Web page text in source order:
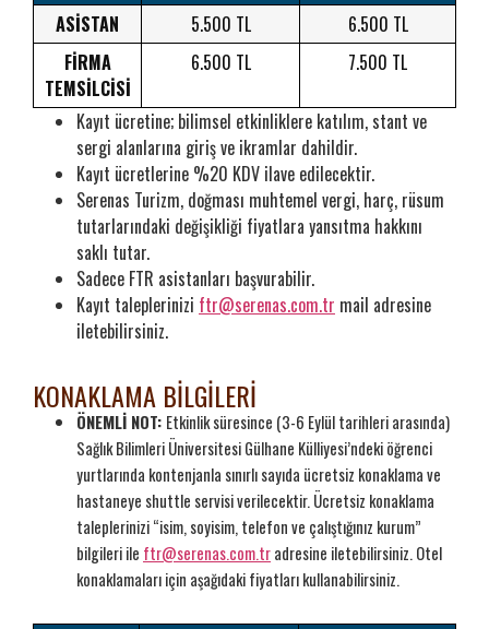
ASİSTAN
5.500 TL
6.500 TL
FİRMA
TEMSİLCİSİ
6.500 TL 7.500 TL
Kayıt ücretine; bilimsel etkinliklere katılım, stant ve
sergi alanlarına giriş ve ikramlar dahildir.
Kayıt ücretlerine %20 KDV ilave edilecektir.
Serenas Turizm, doğması muhtemel vergi, harç, rüsum
tutarlarındaki değişikliği fiyatlara yansıtma hakkını
saklı tutar.
Sadece FTR asistanları başvurabilir.
Kayıt taleplerinizi ftr@serenas.com.tr mail adresine
iletebilirsiniz.
KONAKLAMA BİLGİLERİ
ÖNEMLİ NOT: Etkinlik süresince (3-6 Eylül tarihleri arasında)
Sağlık Bilimleri Üniversitesi Gülhane Külliyesi’ndeki öğrenci
yurtlarında kontenjanla sınırlı sayıda ücretsiz konaklama ve
hastaneye shuttle servisi verilecektir. Ücretsiz konaklama
taleplerinizi “isim, soyisim, telefon ve çalıştığınız kurum”
bilgileri ile ftr@serenas.com.tradresine iletebilirsiniz. Otel
konaklamaları için aşağıdaki fiyatları kullanabilirsiniz.